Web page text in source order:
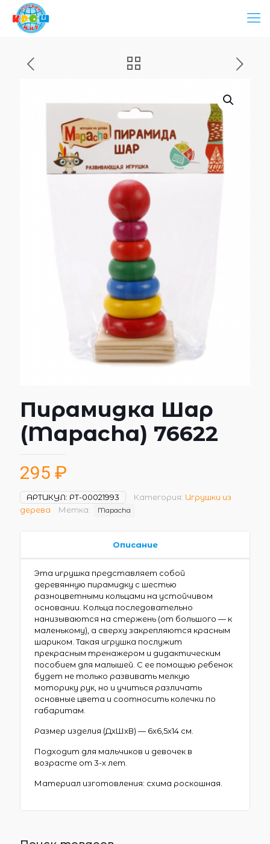
Пирамидка Шар
(Mapacha) 76622
295 ₽
АРТИКУЛ: РТ-00021993 Категория: Игрушки из
дерева
Метка: Mapacha
Описание
Эта игрушка представляет собой
деревянную пирамидку с шестью
разноцветными кольцами на устойчивом
основании. Кольца последовательно
нанизываются на стержень (от большого — к
маленькому), а сверху закрепляются красным
шариком. Такая игрушка послужит
прекрасным тренажером и дидактическим
пособием для малышей. С ее помощью ребенок
будет не только развивать мелкую
моторику рук, но и учиться различать
основные цвета и соотносить колечки по
габаритам.
Размер изделия (ДхШхВ) — 6х6,5х14 см.
Подходит для мальчиков и девочек в
возрасте от 3-х лет.
Материал изготовления: схима роскошная.